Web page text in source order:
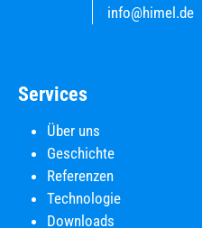
info@himel.de
Services
Über uns
Geschichte
Referenzen
Technologie
Downloads